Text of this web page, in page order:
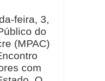
feira, 3,
do
(MPAC)
com